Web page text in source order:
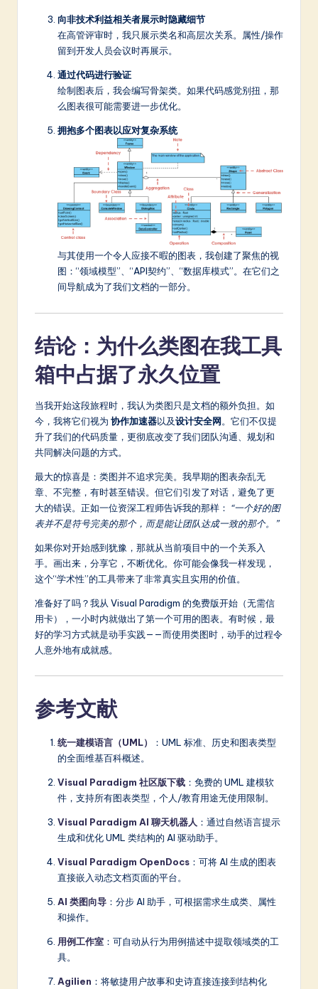
向非技术利益相关者展示时隐藏细节
在高管评审时，我只展示类名和高层次关系。属性/操作
留到开发人员会议时再展示。
通过代码进行验证
绘制图表后，我会编写骨架类。如果代码感觉别扭，那
么图表很可能需要进一步优化。
拥抱多个图表以应对复杂系统
与其使用一个令人应接不暇的图表，我创建了聚焦的视
图：“领域模型”、“API契约”、“数据库模式”。在它们之
间导航成为了我们文档的一部分。
结论：为什么类图在我工具
箱中占据了永久位置
当我开始这段旅程时，我认为类图只是文档的额外负担。如
今，我将它们视为 协作加速器以及设计安全网。它们不仅提
升了我们的代码质量，更彻底改变了我们团队沟通、规划和
共同解决问题的方式。
最大的惊喜是：类图并不追求完美。我早期的图表杂乱无
章、不完整，有时甚至错误。但它们引发了对话，避免了更
大的错误。正如一位资深工程师告诉我的那样： “一个好的图
表并不是符号完美的那个，而是能让团队达成一致的那个。”
如果你对开始感到犹豫，那就从当前项目中的一个关系入
手。画出来，分享它，不断优化。你可能会像我一样发现，
这个“学术性”的工具带来了非常真实且实用的价值。
准备好了吗？我从 Visual Paradigm 的免费版开始（无需信
用卡），一小时内就做出了第一个可用的图表。有时候，最
好的学习方式就是动手实践——而使用类图时，动手的过程令
人意外地有成就感。
参考文献
统一建模语言（UML）
：UML 标准、历史和图表类型
的全面维基百科概述。
Visual Paradigm 社区版下载 ：免费的 UML 建模软
件，支持所有图表类型，个人/教育用途无使用限制。
Visual Paradigm AI 聊天机器人 ：通过自然语言提示
生成和优化 UML 类结构的 AI 驱动助手。
Visual Paradigm OpenDocs ：可将 AI 生成的图表
直接嵌入动态文档页面的平台。
AI 类图向导 ：分步 AI 助手，可根据需求生成类、属性
和操作。
用例工作室 ：可自动从行为用例描述中提取领域类的工
具。
Agilien ：将敏捷用户故事和史诗直接连接到结构化